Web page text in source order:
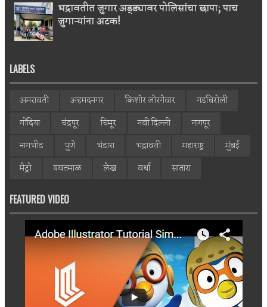
भद्रावतीत जुगार अड्ड्यावर पोलिसांचा छापा; पाच
जुगाऱ्यांना अटक!
LABELS
अमरावती अहमदनगर किशोर जोरगेवार
गडचिरोली
गोंदिया
चंद्रपूर चिमूर नवी दिल्ली
नागपूर
नागभीड
पुणे भंडारा भद्रावती महाराष्ट्र
मुंबई
मेट्रो
यवतमाळ लेख वर्धा सातारा
FEATURED VIDEO